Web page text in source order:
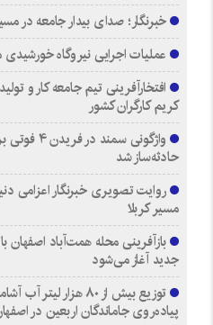
خبرنگار؛ صدای بیدار جامعه در
عملیات اجرایی نیروگاه
افتخارآفرینی تیم جامعه کار و
کریم کارگران کشور
واژگونی
حادثه‌ساز شد
روایت تصویری خبرنگار اعزامی
مسیر کربلا
جدید آغاز می‌شود
توزیع بیش از ۸۰ هزار
پیاده‌روی جاماندگان اربعین در